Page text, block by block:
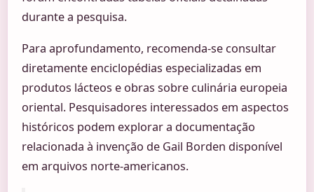
durante a pesquisa.
Para aprofundamento, recomenda-se consultar
diretamente enciclopédias especializadas em
produtos lácteos e obras sobre culinária europeia
oriental. Pesquisadores interessados em aspectos
históricos podem explorar a documentação
relacionada à invenção de Gail Borden disponível
em arquivos norte-americanos.